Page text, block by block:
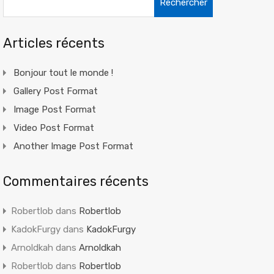
Articles récents
Bonjour tout le monde !
Gallery Post Format
Image Post Format
Video Post Format
Another Image Post Format
Commentaires récents
Robertlob dans Robertlob
KadokFurgydans KadokFurgy
Arnoldkah dans Arnoldkah
Robertlob dans Robertlob